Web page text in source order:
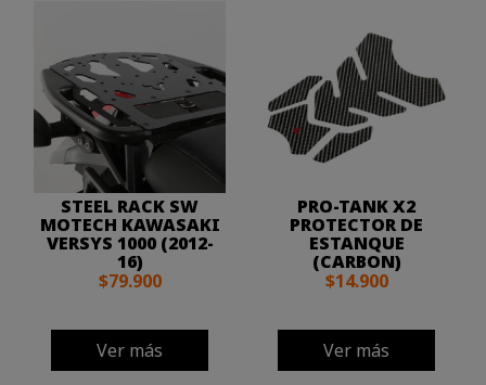
STEEL RACK SW
MOTECH KAWASAKI
VERSYS 1000 (2012-
16)
$79.900
Ver más
PRO-TANK X2
PROTECTOR DE
ESTANQUE
(CARBON)
$14.900
Ver más